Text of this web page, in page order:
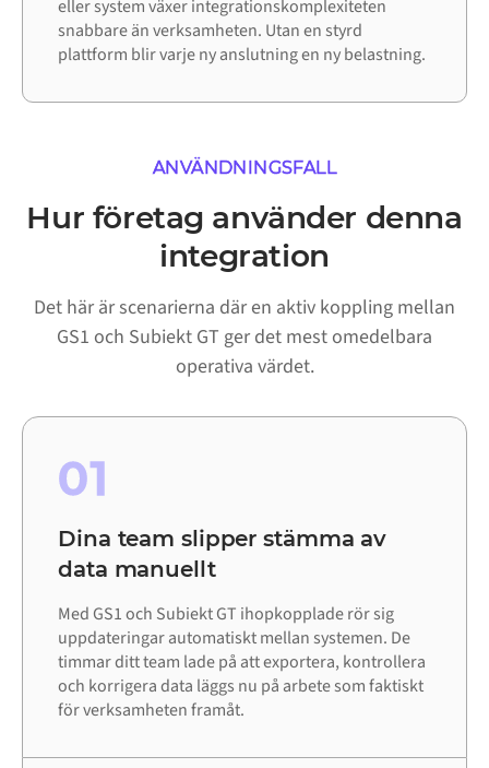
eller system växer integrationskomplexiteten
snabbare än verksamheten. Utan en styrd
plattform blir varje ny anslutning en ny belastning.
ANVÄNDNINGSFALL
Hur företag använder denna
integration
Det här är scenarierna där en aktiv koppling mellan
GS1 och Subiekt GT ger det mest omedelbara
operativa värdet.
01
Dina team slipper stämma av
data manuellt
Med GS1 och Subiekt GT ihopkopplade rör sig
uppdateringar automatiskt mellan systemen. De
timmar ditt team lade på att exportera, kontrollera
och korrigera data läggs nu på arbete som faktiskt
för verksamheten framåt.